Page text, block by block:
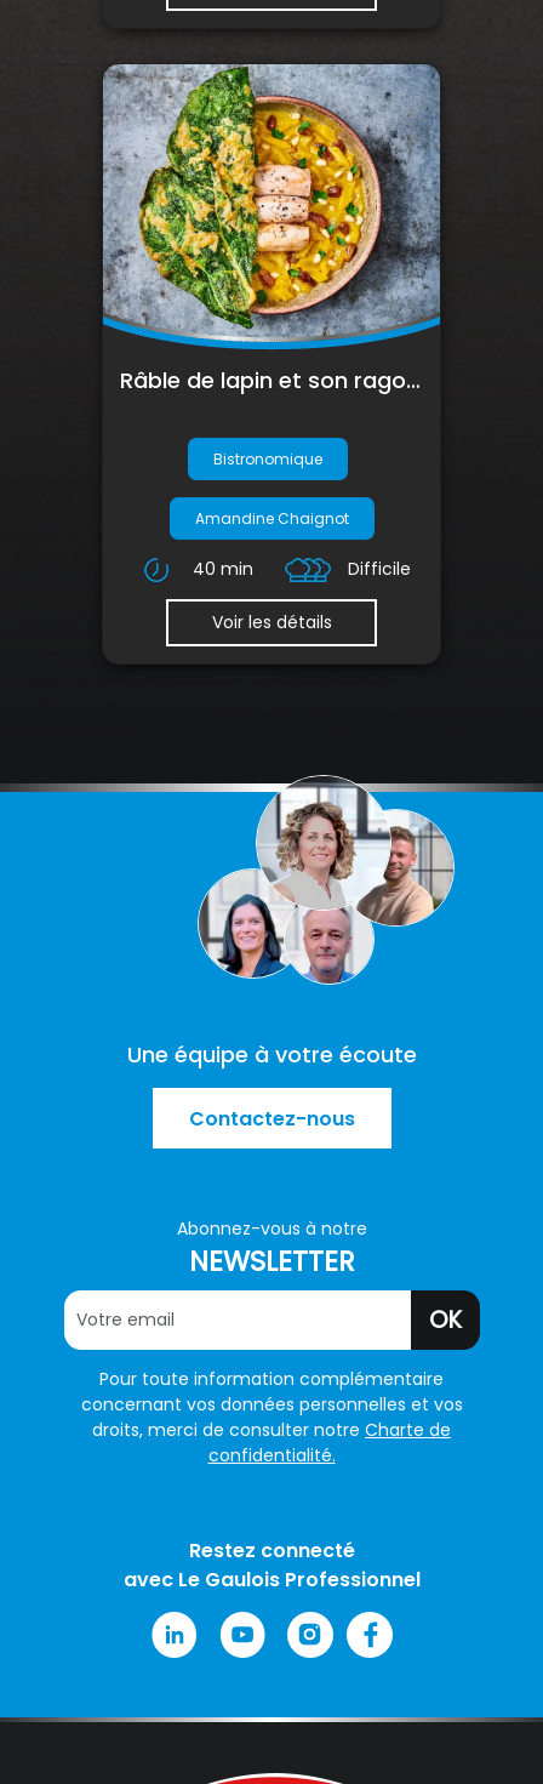
Râble de lapin et son ragoût de blettes au safran
Bistronomique
Amandine Chaignot
40 min Difficile
Voir les détails
Une équipe à votre écoute
Contactez-nous
Abonnez-vous à notre
NEWSLETTER
OK
Pour toute information complémentaire
concernant vos données personnelles et vos
droits, merci de consulter notre Charte de
confidentialité.
Restez connecté
avec Le Gaulois Professionnel